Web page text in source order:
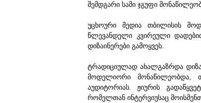
შემდგარი სამი ჯგუფი
უცხოური მედია თბილისის
წლევანდელი კვირეული
დიზაინერები გამოყვეს.
ტრადიციულად ახალგაზრდა
მოდელიორი მონაწილეობდა,
აუდიტორიას. ჟიურის
რომელთან ინტერვიუსაც